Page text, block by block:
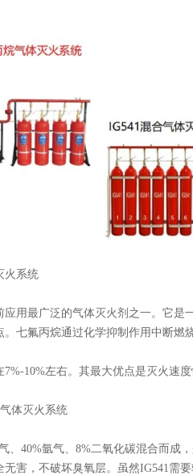
火系统
应用最广泛的气体灭火剂之一。它
。七氟丙烷通过化学抑制作用中断燃
7%-10%左右。其最大优点是灭火速
体灭火系统
、40%氩气、8%二氧化碳混合而成
无害，不破坏臭氧层。虽然IG541需